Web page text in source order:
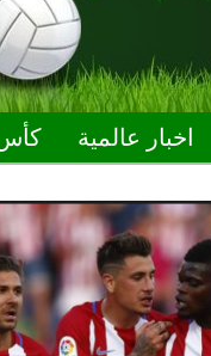
اخبار عالمية كأس